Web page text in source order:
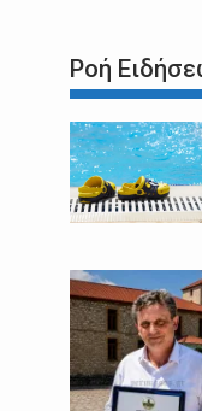
Ροή